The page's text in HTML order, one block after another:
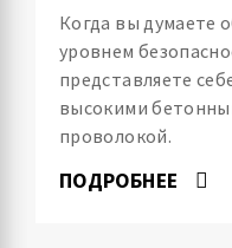
Когда вы думаете
уровнем
представляете
высокими
проволокой.
ПОДРОБНЕЕ